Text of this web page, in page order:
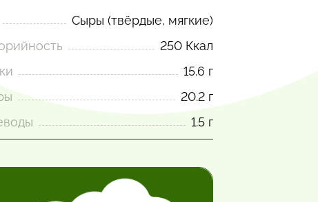
Сыры (твёрдые, мягкие)
250 Ккал
15.6 г
20.2 г
1.5 г